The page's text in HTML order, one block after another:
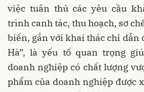
việc tuân thủ các yêu cầu
trình canh tác, thu hoạch, sơ
biến, gắn với khai thác chỉ dẫn
Hà”, là yếu tố quan trọng
doanh nghiệp có chất lượng
phẩm của doanh nghiệp được